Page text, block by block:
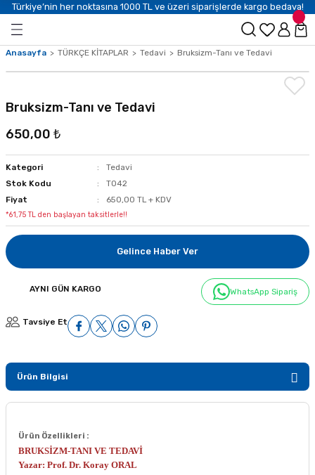
Türkiye’nin her noktasına 1000 TL ve üzeri siparişlerde kargo bedava!
Anasayfa TÜRKÇE KİTAPLAR Tedavi Bruksizm-Tanı ve Tedavi
Bruksizm-Tanı ve Tedavi
650,00 ₺
Kategori
Tedavi
Stok Kodu
T042
Fiyat
650,00 TL + KDV
*61,75 TL den başlayan taksitlerle!!
Gelince Haber Ver
AYNI GÜN KARGO WhatsApp Sipariş
Tavsiye Et
Ürün Bilgisi
Ürün Özellikleri :
BRUKSİZM-TANI VE TEDAVİ
Yazar: Prof. Dr. Koray ORAL